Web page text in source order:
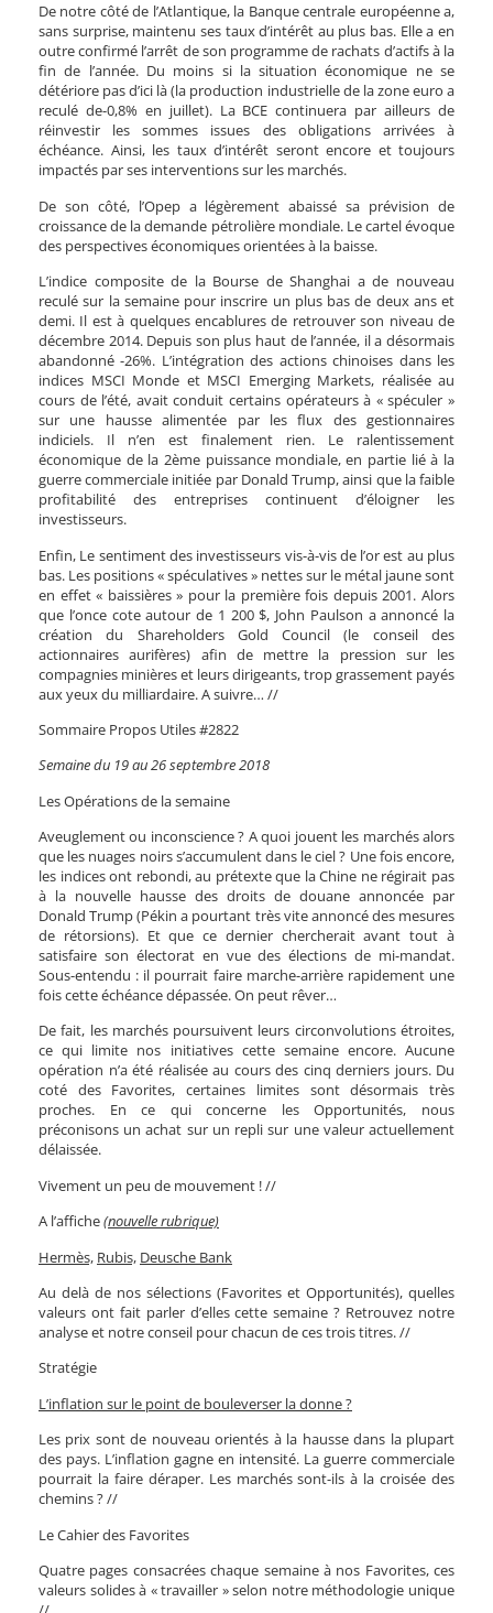
De notre côté de l’Atlantique, la Banque centrale européenne a,
sans surprise, maintenu ses taux d’intérêt au plus bas. Elle a en
outre confirmé l’arrêt de son programme de rachats d’actifs à la
fin de l’année. Du moins si la situation économique ne se
détériore pas d’ici là (la production industrielle de la zone euro a
reculé de-0,8% en juillet). La BCE continuera par ailleurs de
réinvestir les sommes issues des obligations arrivées à
échéance. Ainsi, les taux d’intérêt seront encore et toujours
impactés par ses interventions sur les marchés.
De son côté, l’Opep a légèrement abaissé sa prévision de
croissance de la demande pétrolière mondiale. Le cartel évoque
des perspectives économiques orientées à la baisse.
L’indice composite de la Bourse de Shanghai a de nouveau
reculé sur la semaine pour inscrire un plus bas de deux ans et
demi. Il est à quelques encablures de retrouver son niveau de
décembre 2014. Depuis son plus haut de l’année, il a désormais
abandonné -26%. L’intégration des actions chinoises dans les
indices MSCI Monde et MSCI Emerging Markets, réalisée au
cours de l’été, avait conduit certains opérateurs à « spéculer »
sur une hausse alimentée par les flux des gestionnaires
indiciels. Il n’en est finalement rien. Le ralentissement
économique de la 2ème puissance mondiale, en partie lié à la
guerre commerciale initiée par Donald Trump, ainsi que la faible
profitabilité des entreprises continuent d’éloigner les
investisseurs.
Enfin, Le sentiment des investisseurs vis-à-vis de l’or est au plus
bas. Les positions « spéculatives » nettes sur le métal jaune sont
en effet « baissières » pour la première fois depuis 2001. Alors
que l’once cote autour de 1 200 $, John Paulson a annoncé la
création du Shareholders Gold Council (le conseil des
actionnaires aurifères) afin de mettre la pression sur les
compagnies minières et leurs dirigeants, trop grassement payés
aux yeux du milliardaire. A suivre… //
Sommaire Propos Utiles #2822
Semaine du 19 au 26 septembre 2018
Les Opérations de la semaine
Aveuglement ou inconscience ? A quoi jouent les marchés alors
que les nuages noirs s’accumulent dans le ciel ? Une fois encore,
les indices ont rebondi, au prétexte que la Chine ne régirait pas
à la nouvelle hausse des droits de douane annoncée par
Donald Trump (Pékin a pourtant très vite annoncé des mesures
de rétorsions). Et que ce dernier chercherait avant tout à
satisfaire son électorat en vue des élections de mi-mandat.
Sous-entendu : il pourrait faire marche-arrière rapidement une
fois cette échéance dépassée. On peut rêver…
De fait, les marchés poursuivent leurs circonvolutions étroites,
ce qui limite nos initiatives cette semaine encore. Aucune
opération n’a été réalisée au cours des cinq derniers jours. Du
coté des Favorites, certaines limites sont désormais très
proches. En ce qui concerne les Opportunités, nous
préconisons un achat sur un repli sur une valeur actuellement
délaissée.
Vivement un peu de mouvement ! //
A l’affiche(nouvelle rubrique)
Hermès, Rubis, Deusche Bank
Au delà de nos sélections (Favorites et Opportunités), quelles
valeurs ont fait parler d’elles cette semaine ? Retrouvez notre
analyse et notre conseil pour chacun de ces trois titres. //
Stratégie
L’inflation sur le point de bouleverser la donne ?
Les prix sont de nouveau orientés à la hausse dans la plupart
des pays. L’inflation gagne en intensité. La guerre commerciale
pourrait la faire déraper. Les marchés sont-ils à la croisée des
chemins ? //
Le Cahier des Favorites
Quatre pages consacrées chaque semaine à nos Favorites, ces
valeurs solides à « travailler » selon notre méthodologie unique